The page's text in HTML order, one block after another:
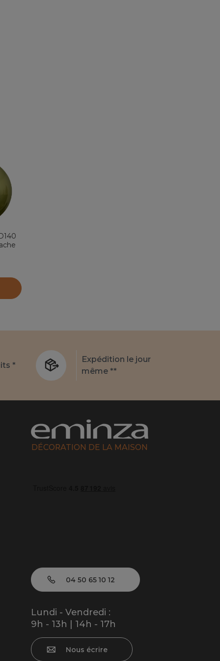
*
Expédition le jour
même **
DÉCORATION DE LA MAISON
04 50 65 10 12
Lundi - Vendredi :
9h - 13h | 14h - 17h
Nous écrire